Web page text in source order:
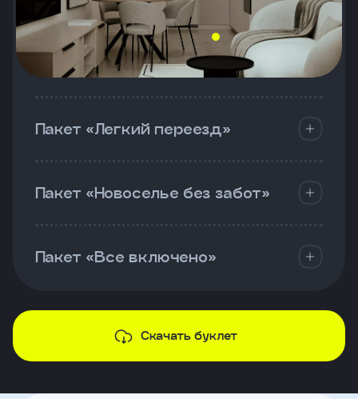
Пакет «Легкий переезд»
Пакет «Новоселье без забот»
Пакет «Все включено»
Скачать буклет